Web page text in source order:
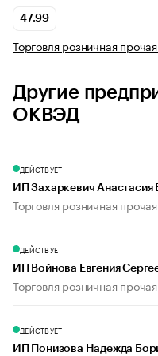
47.99
Торговля розничная
Другие
ОКВЭД
ДЕЙСТВУЕТ
ИП Захаркевич Анастасия
Торговля розничная
ДЕЙСТВУЕТ
ИП Войнова Евгения
Торговля розничная
ДЕЙСТВУЕТ
ИП Понизова Надежда